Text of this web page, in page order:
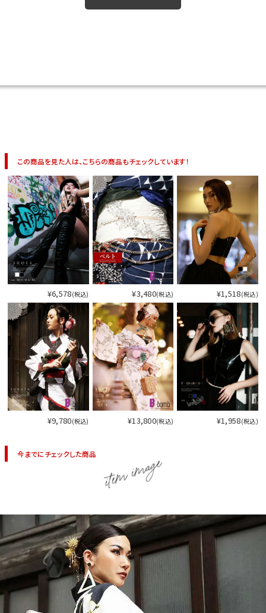
今活
この商品を見た人は、こちらの商品もチェックしています！
¥6,578(税込) ¥3,480(税込) ¥1,518(税込)
¥9,780(税込) ¥13,800(税込) ¥1,958(税込)
今までにチェックした商品 item image